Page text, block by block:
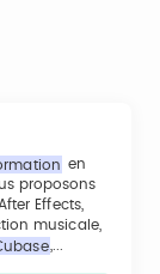
en
proposons
Effects,
musicale,